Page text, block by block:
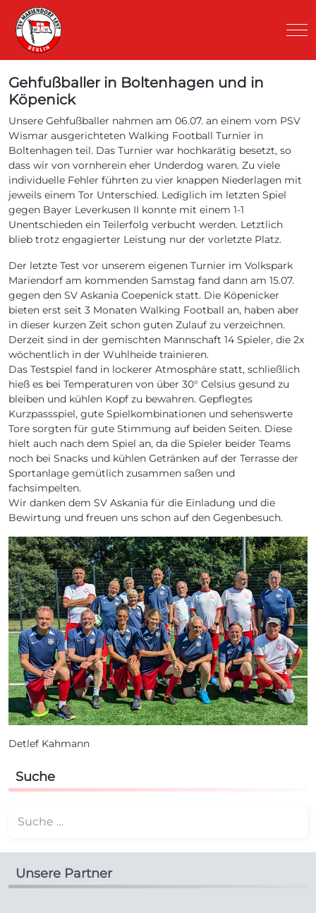
Gehfußballer in Boltenhagen und in
Köpenick
Unsere Gehfußballer nahmen am 06.07. an einem vom PSV
Wismar ausgerichteten Walking Football Turnier in
Boltenhagen teil. Das Turnier war hochkarätig besetzt, so
dass wir von vornherein eher Underdog waren. Zu viele
individuelle Fehler führten zu vier knappen Niederlagen mit
jeweils einem Tor Unterschied. Lediglich im letzten Spiel
gegen Bayer Leverkusen II konnte mit einem 1-1
Unentschieden ein Teilerfolg verbucht werden. Letztlich
blieb trotz engagierter Leistung nur der vorletzte Platz.
Der letzte Test vor unserem eigenen Turnier im Volkspark
Mariendorf am kommenden Samstag fand dann am 15.07.
gegen den SV Askania Coepenick statt. Die Köpenicker
bieten erst seit 3 Monaten Walking Football an, haben aber
in dieser kurzen Zeit schon guten Zulauf zu verzeichnen.
Derzeit sind in der gemischten Mannschaft 14 Spieler, die 2x
wöchentlich in der Wuhlheide trainieren.
Das Testspiel fand in lockerer Atmosphäre statt, schließlich
hieß es bei Temperaturen von über 30° Celsius gesund zu
bleiben und kühlen Kopf zu bewahren. Gepflegtes
Kurzpassspiel, gute Spielkombinationen und sehenswerte
Tore sorgten für gute Stimmung auf beiden Seiten. Diese
hielt auch nach dem Spiel an, da die Spieler beider Teams
noch bei Snacks und kühlen Getränken auf der Terrasse der
Sportanlage gemütlich zusammen saßen und
fachsimpelten.
Wir danken dem SV Askania für die Einladung und die
Bewirtung und freuen uns schon auf den Gegenbesuch.
Detlef Kahmann
Suche
Unsere Partner